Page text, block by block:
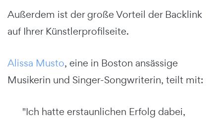
Außerdem ist der große Vorteil der Backlink
auf Ihrer Künstlerprofilseite.
Alissa Musto, eine in Boston ansässige
Musikerin und Singer-Songwriterin, teilt mit:
"Ich hatte erstaunlichen Erfolg dabei,